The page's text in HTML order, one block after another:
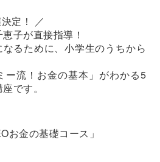
定！ ／
子が直接指導！
るために、小学生のうちから
ー流！お金の基本」がわかる5
です。
金の基礎コース」